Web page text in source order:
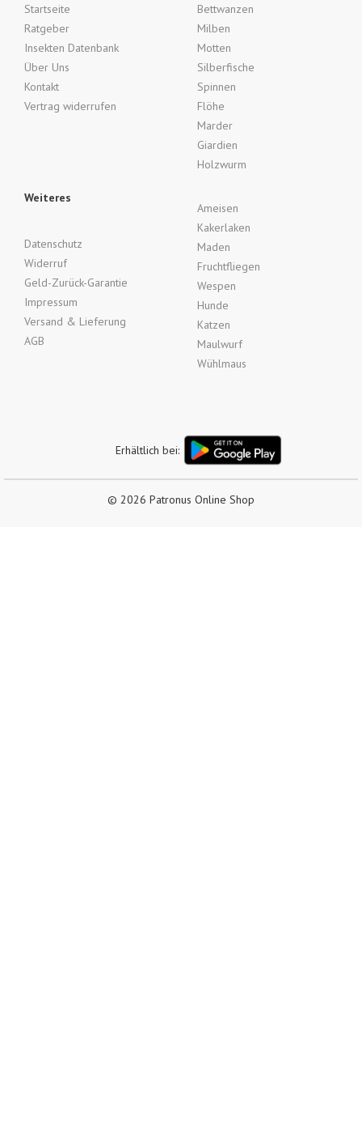
Startseite
Ratgeber
Insekten Datenbank
Über Uns
Kontakt
Vertrag widerrufen
Bettwanzen
Milben
Motten
Silberfische
Spinnen
Flöhe
Marder
Giardien
Holzwurm
Weiteres
Datenschutz
Widerruf
Geld-Zurück-Garantie
Impressum
Versand & Lieferung
AGB
Ameisen
Kakerlaken
Maden
Fruchtfliegen
Wespen
Hunde
Katzen
Maulwurf
Wühlmaus
© 2026 Patronus Online Shop
Erhältlich bei: